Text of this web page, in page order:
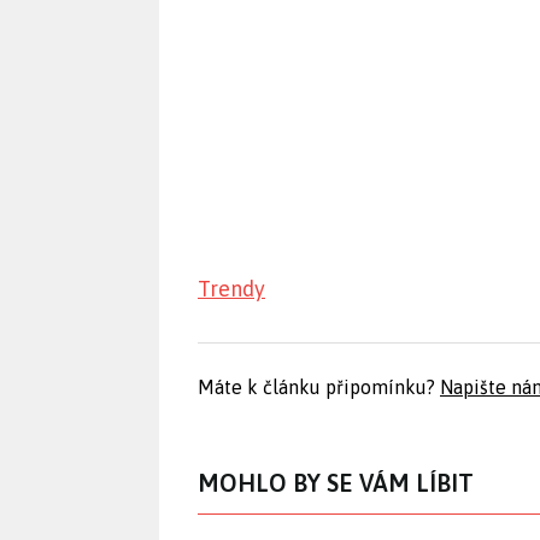
Trendy
Máte k článku připomínku? Napište
MOHLO BY SE VÁM LÍBIT